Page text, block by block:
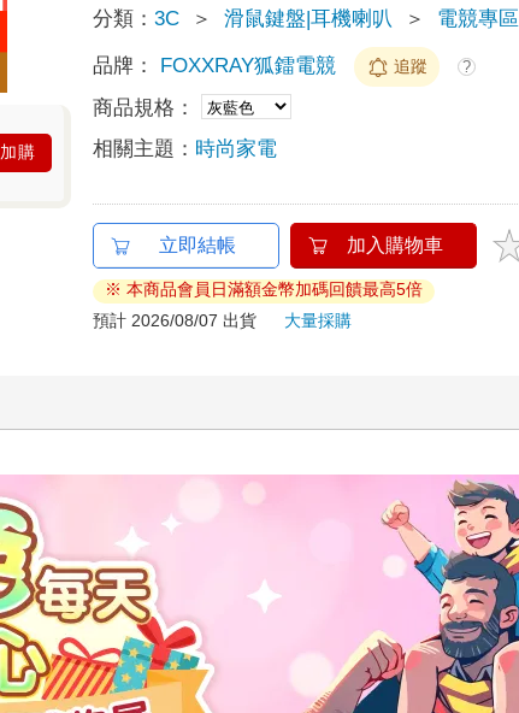
加購
分類：3C ＞ 滑鼠鍵盤|耳機喇叭 ＞ 電競專區
品牌： FOXXRAY狐鐳電競 追蹤 ?
商品規格：
相關主題： 時尚家電
立即結帳 加入購物車
※ 本商品會員日滿額金幣加碼回饋最高5倍
預計 2026/08/07 出貨
大量採購